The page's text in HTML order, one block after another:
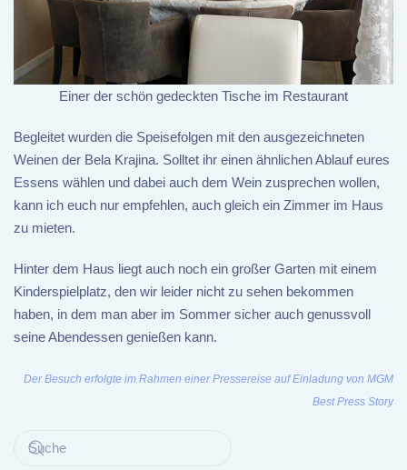
Einer der schön gedeckten Tische im Restaurant
Begleitet wurden die Speisefolgen mit den ausgezeichneten
Weinen der Bela Krajina. Solltet ihr einen ähnlichen Ablauf eures
Essens wählen und dabei auch dem Wein zusprechen wollen,
kann ich euch nur empfehlen, auch gleich ein Zimmer im Haus
zu mieten.
Hinter dem Haus liegt auch noch ein großer Garten mit einem
Kinderspielplatz, den wir leider nicht zu sehen bekommen
haben, in dem man aber im Sommer sicher auch genussvoll
seine Abendessen genießen kann.
Der Besuch erfolgte im Rahmen einer Pressereise auf Einladung von MGM
Best Press Story